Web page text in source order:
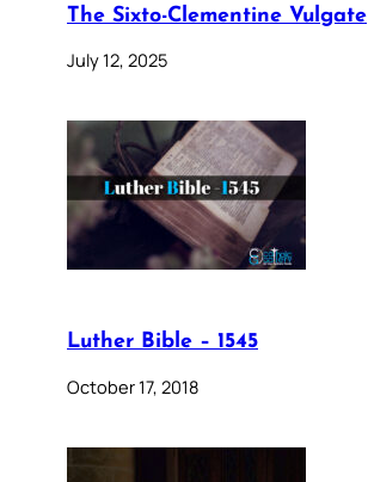
The Sixto-Clementine Vulgate
July 12, 2025
Luther Bible – 1545
October 17, 2018